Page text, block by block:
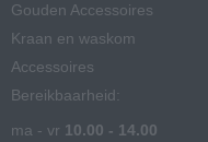
Gouden Accessoires
Kraan en waskom
Accessoires
Bereikbaarheid:
ma - vr 10.00 - 14.00